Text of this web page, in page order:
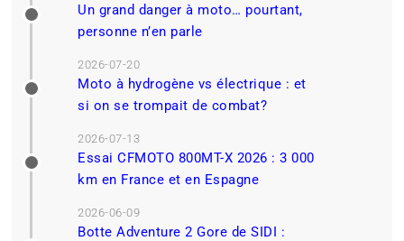
Un grand danger à moto… pourtant,
personne n’en parle
2026-07-20
Moto à hydrogène vs électrique : et
si on se trompait de combat?
2026-07-13
Essai CFMOTO 800MT-X 2026 : 3 000
km en France et en Espagne
2026-06-09
Botte Adventure 2 Gore de SIDI :